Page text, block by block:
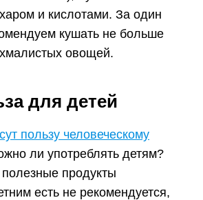
и кислотами. За один
кушать не больше
овощей.
для детей
пользу человеческому
ли употреблять детям?
продукты
есть не рекомендуется,